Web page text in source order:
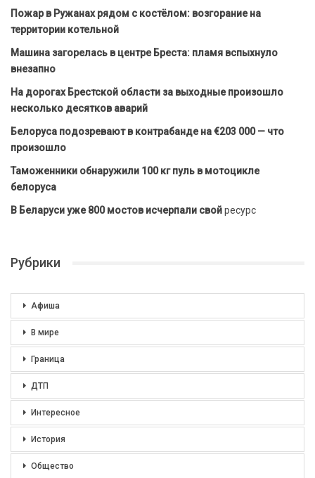
Пожар в Ружанах рядом с костёлом: возгорание на
территории котельной
Машина загорелась в центре Бреста: пламя вспыхнуло
внезапно
На дорогах Брестской области за выходные произошло
несколько десятков аварий
Белоруса подозревают в контрабанде на €203 000 — что
произошло
Таможенники обнаружили 100 кг пуль в мотоцикле
белоруса
В Беларуси уже 800 мостов исчерпали свойресурс
Рубрики
Афиша
В мире
Граница
ДТП
Интересное
История
Общество